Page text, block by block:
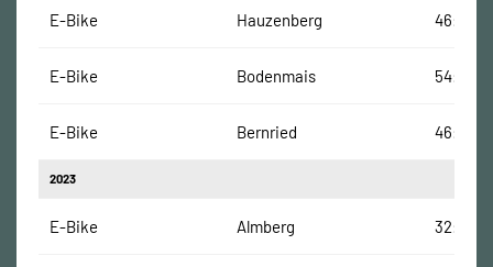
E-Bike Hauzenberg 46:55
E-Bike Bodenmais 54:51
E-Bike Bernried 46:10
2023
E-Bike Almberg 32:00